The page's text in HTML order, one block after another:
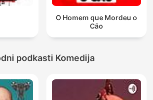
O Homem que Mordeu o
Cão
podkasti Komedija